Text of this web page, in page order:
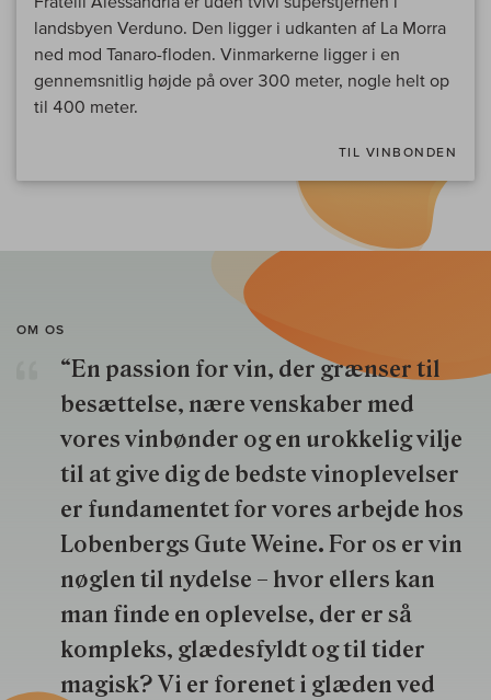
landsbyen Verduno. Den ligger i udkanten af La Morra
ned mod Tanaro-floden. Vinmarkerne ligger i en
gennemsnitlig højde på over 300 meter, nogle helt op
til 400 meter.
TIL VINBONDEN
OM OS
“En passion for vin, der grænser til
besættelse, nære venskaber med
vores vinbønder og en urokkelig vilje
til at give dig de bedste vinoplevelser
er fundamentet for vores arbejde hos
Lobenbergs Gute Weine. For os er vin
nøglen til nydelse – hvor ellers kan
man finde en oplevelse, der er så
kompleks, glædesfyldt og til tider
magisk? Vi er forenet i glæden ved